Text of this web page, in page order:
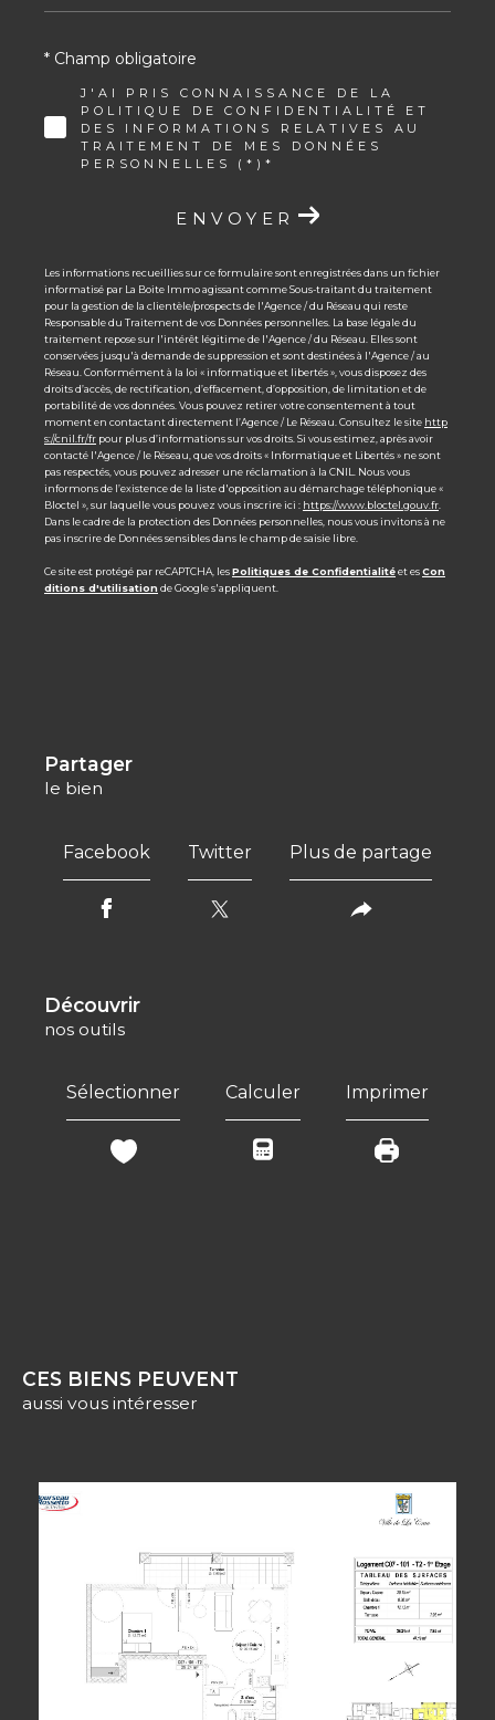
J'AI PRIS CONNAISSANCE DE LA
POLITIQUE DE CONFIDENTIALITÉ ET
DES INFORMATIONS RELATIVES AU
TRAITEMENT DE MES DONNÉES
PERSONNELLES (*)*
* Champ obligatoire
ENVOYER
Les informations recueillies sur ce formulaire sont enregistrées dans un fichier
informatisé par La Boite Immo agissant comme Sous-traitant du traitement
pour la gestion de la clientèle/prospects de l'Agence / du Réseau qui reste
Responsable du Traitement de vos Données personnelles. La base légale du
traitement repose sur l'intérêt légitime de l'Agence / du Réseau. Elles sont
conservées jusqu'à demande de suppression et sont destinées à l'Agence / au
Réseau. Conformément à la loi « informatique et libertés », vous disposez des
droits d’accès, de rectification, d’effacement, d’opposition, de limitation et de
portabilité de vos données. Vous pouvez retirer votre consentement à tout
moment en contactant directement l’Agence / Le Réseau. Consultez le site http
s://cnil.fr/fr pour plus d’informations sur vos droits. Si vous estimez, après avoir
contacté l'Agence / le Réseau, que vos droits « Informatique et Libertés » ne sont
pas respectés, vous pouvez adresser une réclamation à la CNIL. Nous vous
informons de l’existence de la liste d'opposition au démarchage téléphonique «
Bloctel », sur laquelle vous pouvez vous inscrire ici : https://www.bloctel.gouv.fr.
Dans le cadre de la protection des Données personnelles, nous vous invitons à ne
pas inscrire de Données sensibles dans le champ de saisie libre.
Ce site est protégé par reCAPTCHA, lesPolitiques de Confidentialitéet esCon
ditions d'utilisation de Google s'appliquent.
partager
le bien
Facebook Twitter Plus de partage
découvrir
nos outils
Sélectionner Calculer Imprimer
CES BIENS PEUVENT
aussi vous intéresser